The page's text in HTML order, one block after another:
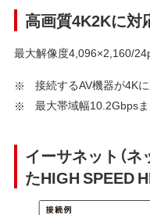
高画質4K2Kに対
最大解像度4,096×2,160/
接続するAV機器が4K
最大帯域幅10.2Gbps
イーサネット（
たHIGH SPEED